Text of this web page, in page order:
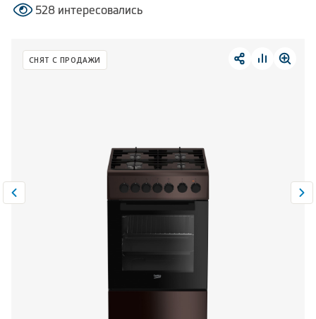
Посудомоечные машины
Встраиваемая техника
Сравнить 0
528 интересовались
СНЯТ С ПРОДАЖИ